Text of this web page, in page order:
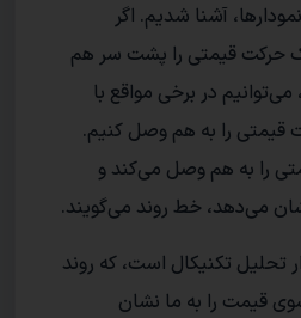
آشنا شدیم. اگر
حرکت قیمتی را پشت سر هم
می‌توانیم در برخی مواقع با
را به هم وصل کنیم.
را به هم وصل می‌کند و
می‌دهد، خط روند می‌گویند.
تحلیل تکنیکال است، که روند
قیمت را به ما نشان